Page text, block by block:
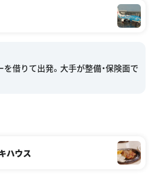
借りて出発。大手が整備・保険面で
ハウス